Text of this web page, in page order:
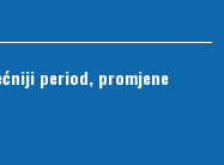
period, promjene